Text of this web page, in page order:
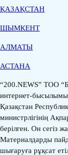
ҚАЗАҚСТАН
ШЫМКЕНТ
АЛМАТЫ
АСТАНА
“200.NEWS” ТОО
интернет-
Қазақстан
министрлігінің
берілген. Он сегіз
Материалдарды
шығаруға рұқсат